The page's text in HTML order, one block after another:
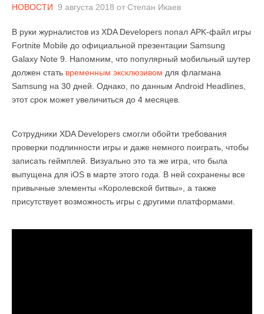
НОВОСТИ 9 августа 2018 от Степан Икаев
В руки журналистов из XDA Developers попал APK-файл игры
Fortnite Mobile до официальной презентации Samsung
Galaxy Note 9. Напомним, что популярный мобильный шутер
должен стать временным эксклюзивом для флагмана
Samsung на 30 дней. Однако, по данным Android Headlines,
этот срок может увеличиться до 4 месяцев.
Сотрудники XDA Developers смогли обойти требования
проверки подлинности игры и даже немного поиграть, чтобы
записать геймплей. Визуально это та же игра, что была
выпущена для iOS в марте этого года. В ней сохранены все
привычные элементы «Королевской битвы», а также
присутствует возможность игры с другими платформами.